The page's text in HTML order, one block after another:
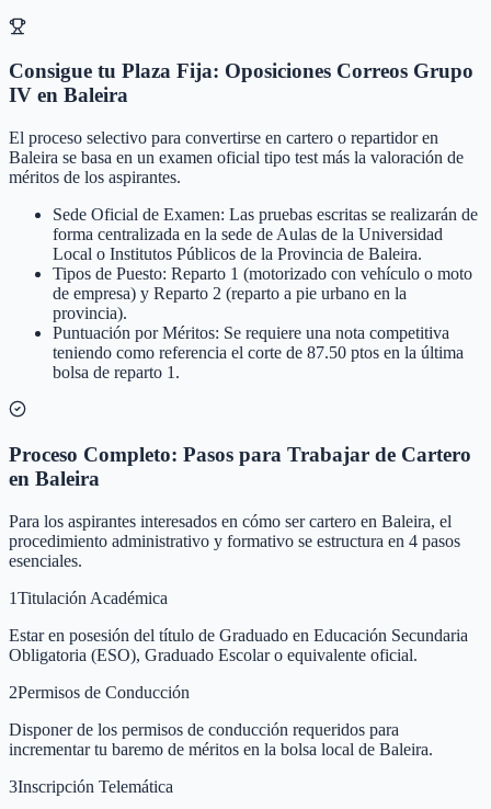
Consigue tu Plaza Fija: Oposiciones Correos Grupo
IV en Baleira
El proceso selectivo para convertirse en cartero o repartidor en
Baleira se basa en un examen oficial tipo test más la valoración de
méritos de los aspirantes.
Sede Oficial de Examen: Las pruebas escritas se realizarán de
forma centralizada en la sede de Aulas de la Universidad
Local o Institutos Públicos de la Provincia de Baleira.
Tipos de Puesto: Reparto 1 (motorizado con vehículo o moto
de empresa) y Reparto 2 (reparto a pie urbano en la
provincia).
Puntuación por Méritos: Se requiere una nota competitiva
teniendo como referencia el corte de 87.50 ptos en la última
bolsa de reparto 1.
Proceso Completo: Pasos para Trabajar de Cartero
en Baleira
Para los aspirantes interesados en cómo ser cartero en Baleira, el
procedimiento administrativo y formativo se estructura en 4 pasos
esenciales.
1Titulación Académica
Estar en posesión del título de Graduado en Educación Secundaria
Obligatoria (ESO), Graduado Escolar o equivalente oficial.
2Permisos de Conducción
Disponer de los permisos de conducción requeridos para
incrementar tu baremo de méritos en la bolsa local de Baleira.
3Inscripción Telemática